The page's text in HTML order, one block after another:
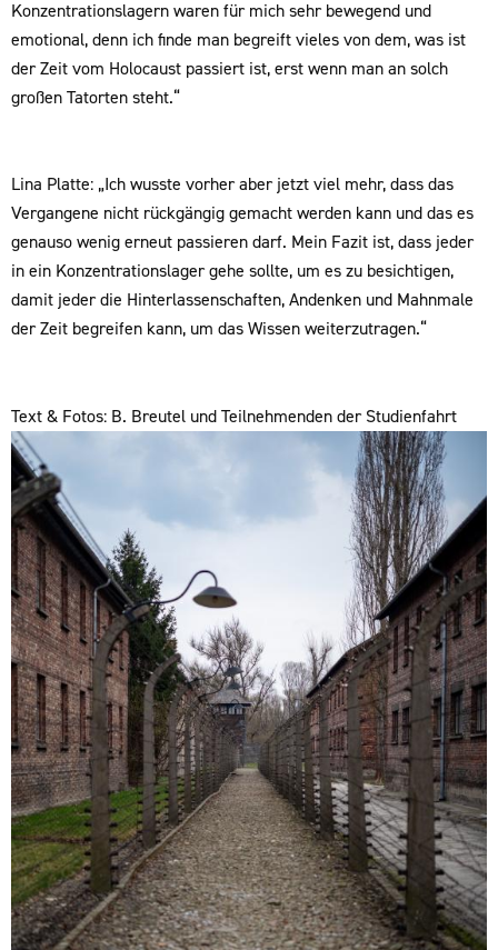
Konzentrationslagern waren für mich sehr bewegend und
emotional, denn ich finde man begreift vieles von dem, was ist
der Zeit vom Holocaust passiert ist, erst wenn man an solch
großen Tatorten steht.“
Lina Platte: „Ich wusste vorher aber jetzt viel mehr, dass das
Vergangene nicht rückgängig gemacht werden kann und das es
genauso wenig erneut passieren darf. Mein Fazit ist, dass jeder
in ein Konzentrationslager gehe sollte, um es zu besichtigen,
damit jeder die Hinterlassenschaften, Andenken und Mahnmale
der Zeit begreifen kann, um das Wissen weiterzutragen.“
Text & Fotos: B. Breutel und Teilnehmenden der Studienfahrt